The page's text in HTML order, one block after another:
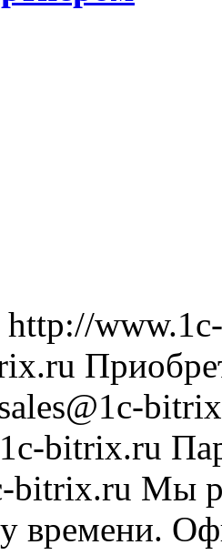
http://
bitrix.ru
bitrix.ru Мы
времени.